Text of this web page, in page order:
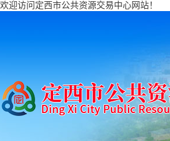
欢迎访问定西市公共资源交易中心网站！